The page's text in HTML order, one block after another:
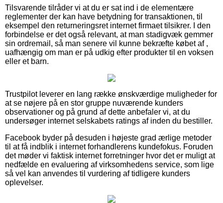
Tilsvarende tilråder vi at du er sat ind i de elementære
reglementer der kan have betydning for transaktionen, til
eksempel den returneringsret internet firmaet tilsikrer. I den
forbindelse er det også relevant, at man stadigvæk gemmer
sin ordremail, så man senere vil kunne bekræfte købet af ,
uafhængig om man er på udkig efter produkter til en voksen
eller et barn.
Trustpilot leverer en lang række ønskværdige muligheder for
at se nøjere på en stor gruppe nuværende kunders
observationer og på grund af dette anbefaler vi, at du
undersøger internet selskabets ratings af inden du bestiller.
Facebook byder på desuden i højeste grad ærlige metoder
til at få indblik i internet forhandlerens kundefokus. Foruden
det møder vi faktisk internet forretninger hvor det er muligt at
nedfælde en evaluering af virksomhedens service, som lige
så vel kan anvendes til vurdering af tidligere kunders
oplevelser.